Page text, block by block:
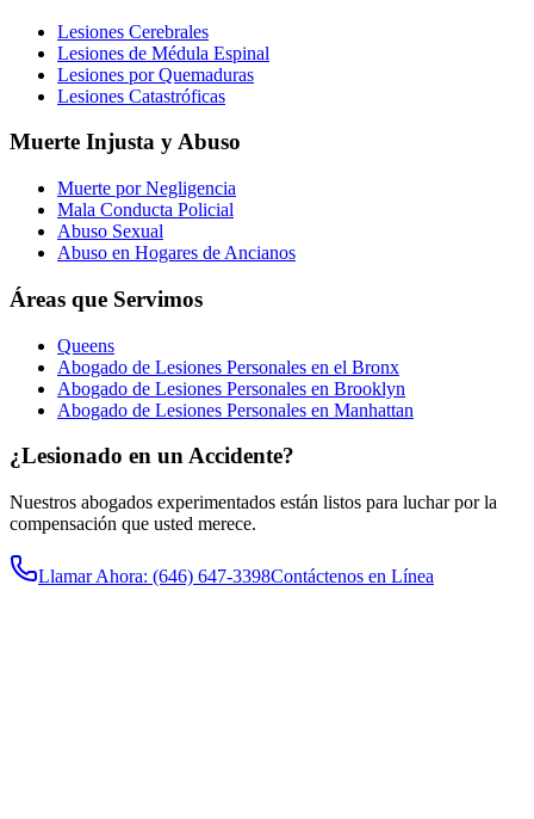
Lesiones Cerebrales
Lesiones de Médula Espinal
Lesiones por Quemaduras
Lesiones Catastróficas
Muerte Injusta y Abuso
Muerte por Negligencia
Mala Conducta Policial
Abuso Sexual
Abuso en Hogares de Ancianos
Áreas que Servimos
Queens
Abogado de Lesiones Personales en el Bronx
Abogado de Lesiones Personales en Brooklyn
Abogado de Lesiones Personales en Manhattan
¿Lesionado en un Accidente?
Nuestros abogados experimentados están listos para luchar por la
compensación que usted merece.
Llamar Ahora: (646) 647-3398Contáctenos en Línea